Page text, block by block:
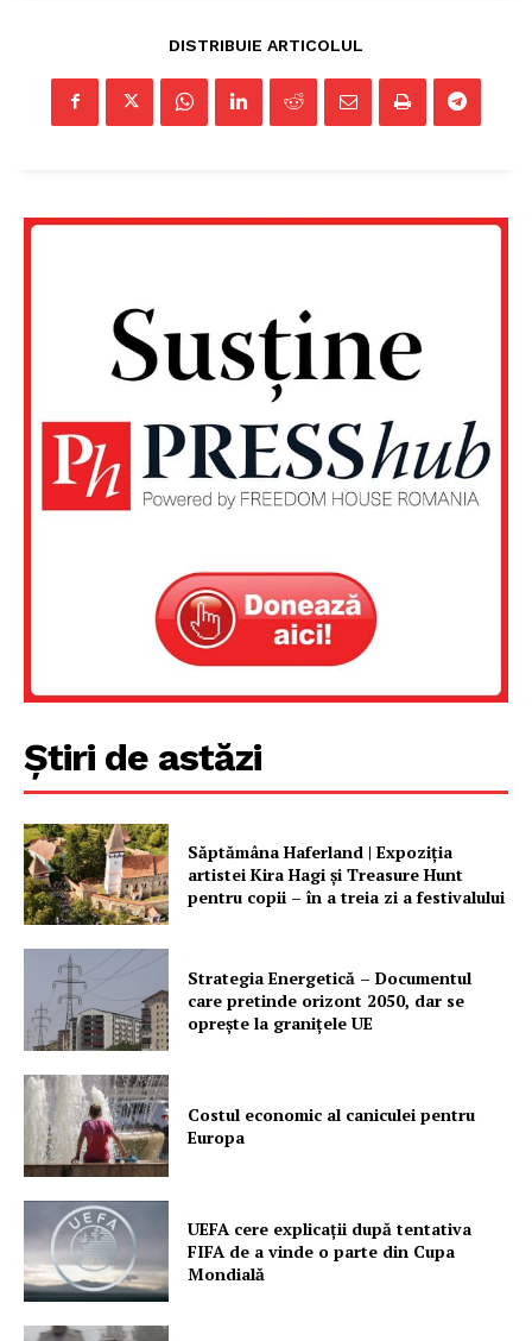
Un proiect
FREEDOM HOUSE ROMÂNIA
PRESShub
Rețea
Contact
DISTRIBUIE ARTICOLUL
Știri de astăzi
Săptămâna Haferland | Expoziţia
artistei Kira Hagi şi Treasure Hunt
pentru copii – în a treia zi a festivalului
Strategia Energetică – Documentul
care pretinde orizont 2050, dar se
oprește la granițele UE
Costul economic al caniculei pentru
Europa
UEFA cere explicații după tentativa
FIFA de a vinde o parte din Cupa
Mondială